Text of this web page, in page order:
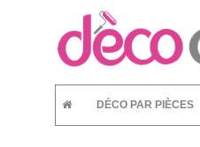
DÉCO PAR PIÈCES